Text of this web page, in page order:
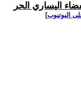
اليساري الحر
اليوتيوب]